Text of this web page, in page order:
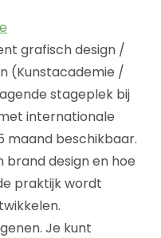
grafisch design /
(Kunstacademie /
stageplek bij
internationale
maand beschikbaar.
brand design en hoe
praktijk wordt
Je kunt